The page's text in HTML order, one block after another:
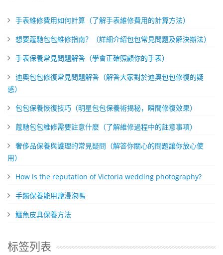
手表維修費用如何計算（了解手表維修費用的計算方法）
想要蔻馳包包維修指南？（詳細介紹包包常見問題及解決辦法）
​手表保養常見問題解答（學會正確照顧你的手表）
迪奧包包修復常見問題解答（解答大家對於迪奧包包修復的疑
惑）
包包保養恢復技巧（明星包包保養術揭秘，瞬間修復效果）
​蔻馳包包維修需要註意什麽（了解維修過程中的註意事項）
奢侈品保養與護理的常見疑問（解答你關心的問題讓你放心使
用）
How is the reputation of Victoria wedding photography?
​手鐲保養能用鹽浸泡嗎
​鱷魚皮具保養方法
标签列表